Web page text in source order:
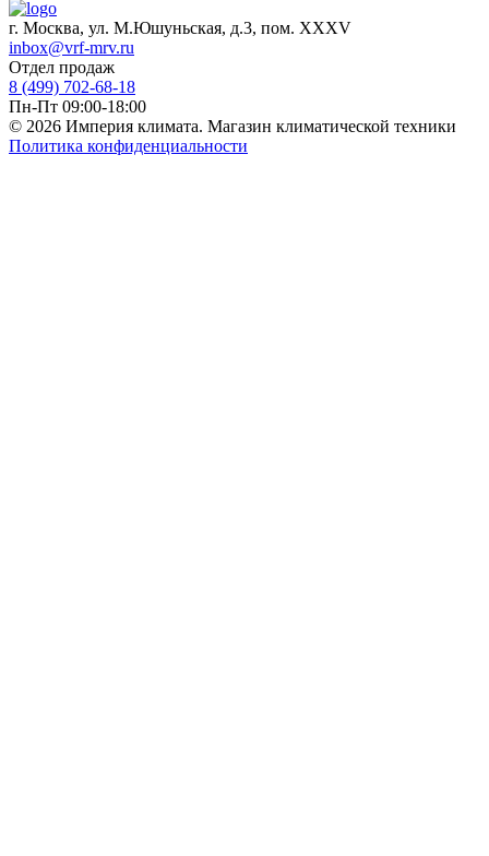
г. Москва, ул. М.Юшуньская, д.3, пом. XXXV
inbox@vrf-mrv.ru
Отдел продаж
8 (499) 702-68-18
Пн-Пт 09:00-18:00
© 2026 Империя климата. Магазин климатической техники
Политика конфиденциальности